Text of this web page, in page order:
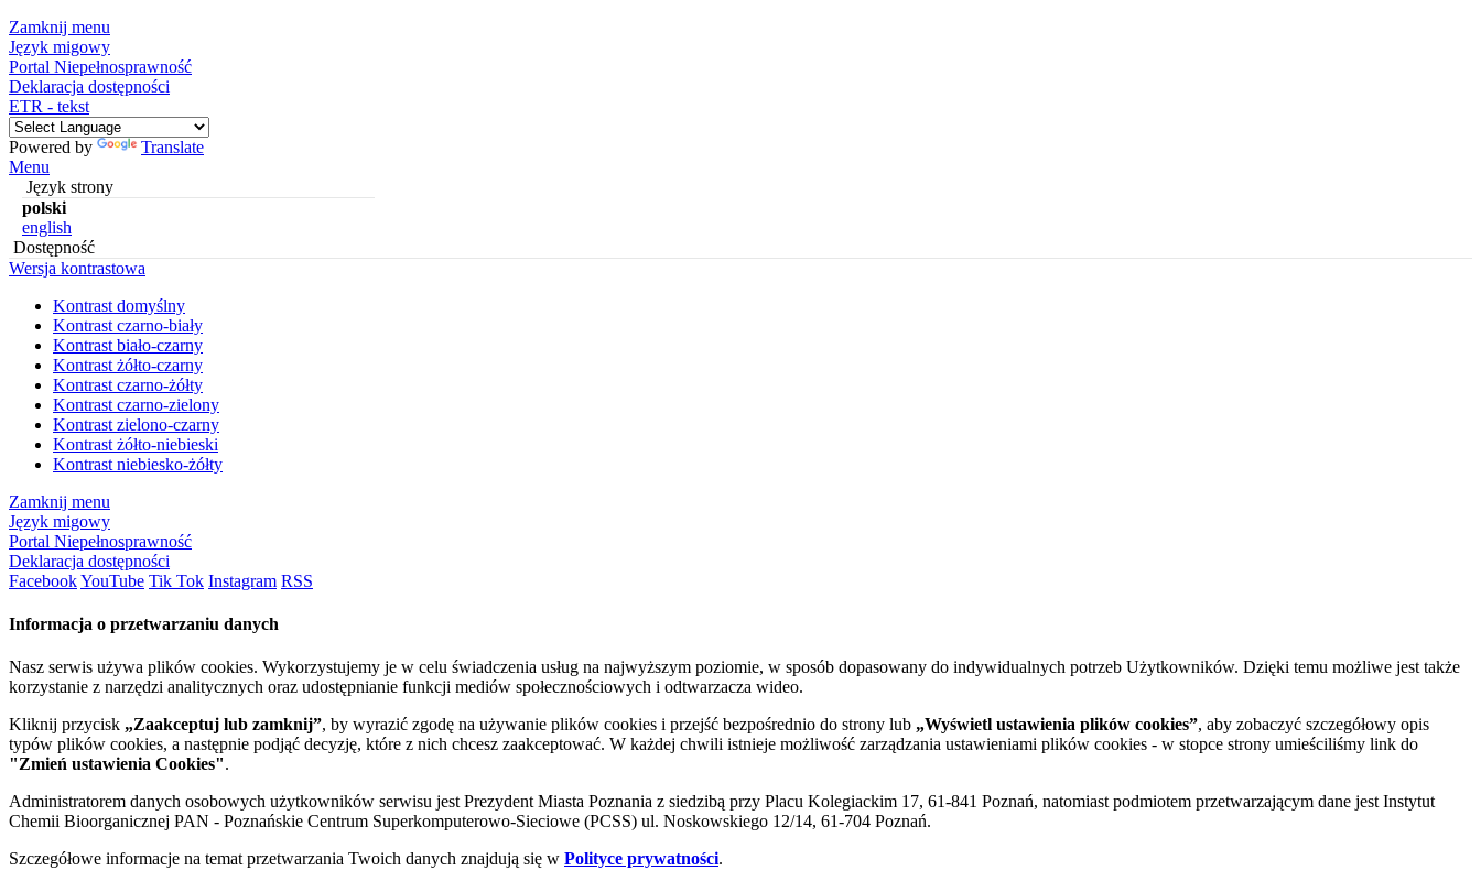
Zamknij menu
Język migowy
Portal Niepełnosprawność
Deklaracja dostępności
ETR - tekst
Powered by
Translate
Menu
Język strony
polski
english
Dostępność
Wersja kontrastowa
Kontrast domyślny
Kontrast czarno-biały
Kontrast biało-czarny
Kontrast żółto-czarny
Kontrast czarno-żółty
Kontrast czarno-zielony
Kontrast zielono-czarny
Kontrast żółto-niebieski
Kontrast niebiesko-żółty
Zamknij menu
Język migowy
Portal Niepełnosprawność
Deklaracja dostępności
FacebookYouTube Tik Tok Instagram RSS
Informacja o przetwarzaniu danych
Nasz serwis używa plików cookies. Wykorzystujemy je w celu świadczenia usług na najwyższym poziomie, w sposób dopasowany do indywidualnych potrzeb Użytkowników. Dzięki temu możliwe jest także
korzystanie z narzędzi analitycznych oraz udostępnianie funkcji mediów społecznościowych i odtwarzacza wideo.
Kliknij przycisk „Zaakceptuj lub zamknij”, by wyrazić zgodę na używanie plików cookies i przejść bezpośrednio do strony lub „Wyświetl ustawienia plików cookies”, aby zobaczyć szczegółowy opis
typów plików cookies, a następnie podjąć decyzję, które z nich chcesz zaakceptować. W każdej chwili istnieje możliwość zarządzania ustawieniami plików cookies - w stopce strony umieściliśmy link do
"Zmień ustawienia Cookies".
Administratorem danych osobowych użytkowników serwisu jest Prezydent Miasta Poznania z siedzibą przy Placu Kolegiackim 17, 61-841 Poznań, natomiast podmiotem przetwarzającym dane jest Instytut
Chemii Bioorganicznej PAN - Poznańskie Centrum Superkomputerowo-Sieciowe (PCSS) ul. Noskowskiego 12/14, 61-704 Poznań.
Szczegółowe informacje na temat przetwarzania Twoich danych znajdują się w Polityce prywatności.